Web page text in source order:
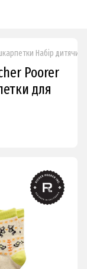
Набір
Poorer
для